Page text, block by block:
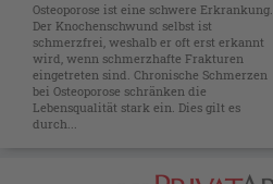
Osteoporose ist eine schwere Erkrankung.
Der Knochenschwund selbst ist
schmerzfrei, weshalb er oft erst erkannt
wird, wenn schmerzhafte Frakturen
eingetreten sind. Chronische Schmerzen
bei Osteoporose schränken die
Lebensqualität stark ein. Dies gilt es
durch...